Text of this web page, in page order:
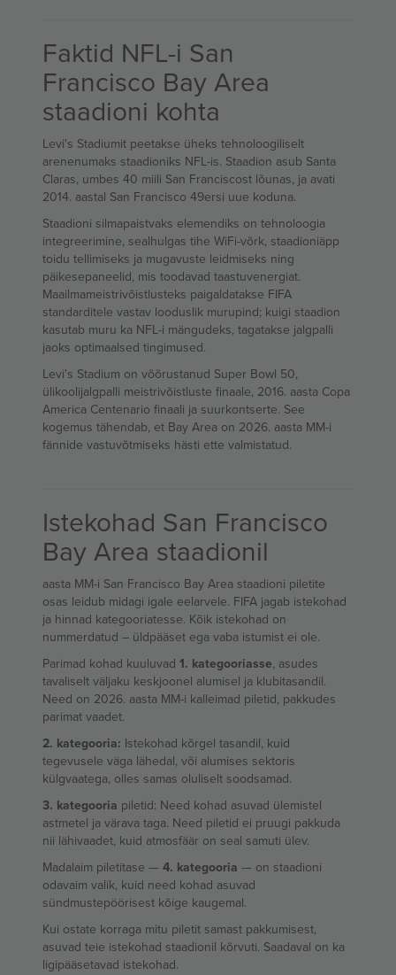
Faktid NFL-i San
Francisco Bay Area
staadioni kohta
Levi's Stadiumit peetakse üheks tehnoloogiliselt
arenenumaks staadioniks NFL-is. Staadion asub Santa
Claras, umbes 40 miili San Franciscost lõunas, ja avati
2014. aastal San Francisco 49ersi uue koduna.
Staadioni silmapaistvaks elemendiks on tehnoloogia
integreerimine, sealhulgas tihe WiFi-võrk, staadioniäpp
toidu tellimiseks ja mugavuste leidmiseks ning
päikesepaneelid, mis toodavad taastuvenergiat.
Maailmameistrivõistlusteks paigaldatakse FIFA
standarditele vastav looduslik murupind; kuigi staadion
kasutab muru ka NFL-i mängudeks, tagatakse jalgpalli
jaoks optimaalsed tingimused.
Levi's Stadium on võõrustanud Super Bowl 50,
ülikoolijalgpalli meistrivõistluste finaale, 2016. aasta Copa
America Centenario finaali ja suurkontserte. See
kogemus tähendab, et Bay Area on 2026. aasta MM-i
fännide vastuvõtmiseks hästi ette valmistatud.
Istekohad San Francisco
Bay Area staadionil
aasta MM-i San Francisco Bay Area staadioni piletite
osas leidub midagi igale eelarvele. FIFA jagab istekohad
ja hinnad kategooriatesse. Kõik istekohad on
nummerdatud – üldpääset ega vaba istumist ei ole.
Parimad kohad kuuluvad 1. kategooriasse, asudes
tavaliselt väljaku keskjoonel alumisel ja klubitasandil.
Need on 2026. aasta MM-i kalleimad piletid, pakkudes
parimat vaadet.
2. kategooria: Istekohad kõrgel tasandil, kuid
tegevusele väga lähedal, või alumises sektoris
külgvaatega, olles samas oluliselt soodsamad.
3. kategooria piletid: Need kohad asuvad ülemistel
astmetel ja värava taga. Need piletid ei pruugi pakkuda
nii lähivaadet, kuid atmosfäär on seal samuti ülev.
Madalaim piletitase — 4. kategooria
odavaim valik, kuid need kohad asuvad
sündmustepöörisest kõige kaugemal.
Kui ostate korraga mitu piletit samast pakkumisest,
asuvad teie istekohad staadionil kõrvuti. Saadaval on ka
ligipääsetavad istekohad.